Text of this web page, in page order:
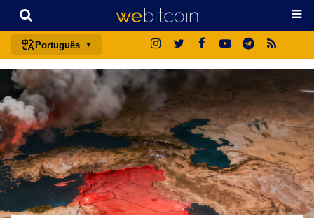
Português
português (BR)
english
español
français
italiano
deutsch
日本語